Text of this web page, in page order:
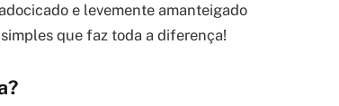
e levemente amanteigado
que faz toda a diferença!